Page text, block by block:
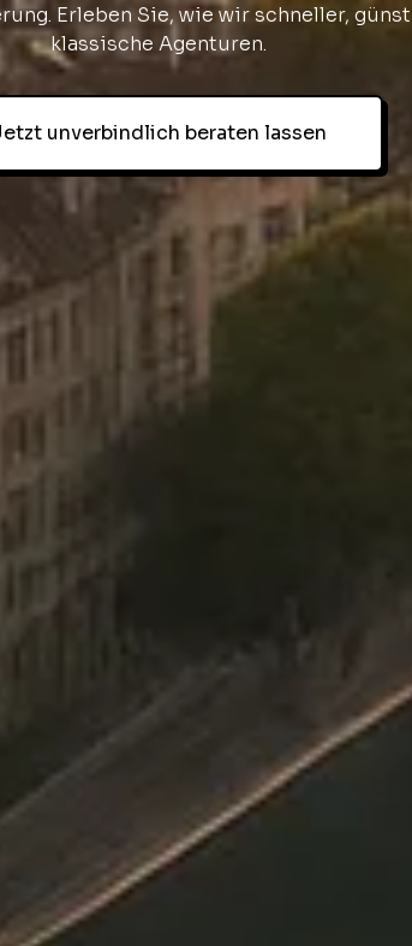
Erleben Sie, wie wir schneller,
klassische Agenturen.
unverbindlich beraten lassen